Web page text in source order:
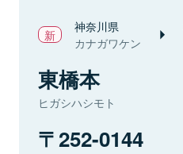
神奈川県
カナガワケン
東橋本
ヒガシハシモト
252-0144